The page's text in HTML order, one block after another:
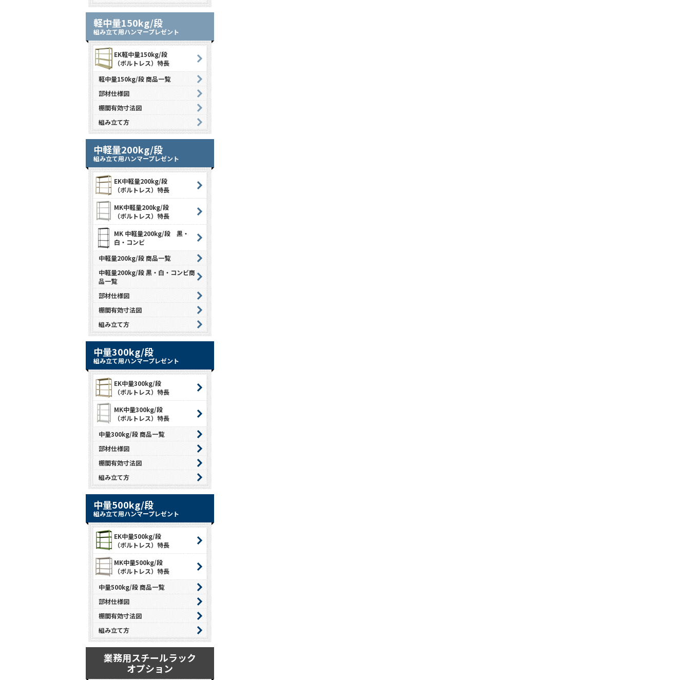
軽中量150kg/段
組み立て用ハンマープレゼント
EK軽中量150kg/段
（ボルトレス）特長
軽中量150kg/段 商品一覧
部材仕様図
棚間有効寸法図
組み立て方
中軽量200kg/段
組み立て用ハンマープレゼント
EK中軽量200kg/段
（ボルトレス）特長
MK中軽量200kg/段
（ボルトレス）特長
MK 中軽量200kg/段 黒・
白・コンビ
中軽量200kg/段 商品一覧
中軽量200kg/段 黒・白・コンビ商
品一覧
部材仕様図
棚間有効寸法図
組み立て方
中量300kg/段
組み立て用ハンマープレゼント
EK中量300kg/段
（ボルトレス）特長
MK中量300kg/段
（ボルトレス）特長
中量300kg/段 商品一覧
部材仕様図
棚間有効寸法図
組み立て方
中量500kg/段
組み立て用ハンマープレゼント
EK中量500kg/段
（ボルトレス）特長
MK中量500kg/段
（ボルトレス）特長
中量500kg/段 商品一覧
部材仕様図
棚間有効寸法図
組み立て方
業務用スチールラック
オプション